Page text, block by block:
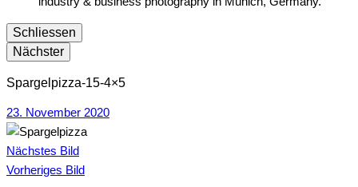
Schliessen
Nächster
Spargelpizza-15-4×5
23. November 2020
Nächstes Bild
Vorheriges Bild